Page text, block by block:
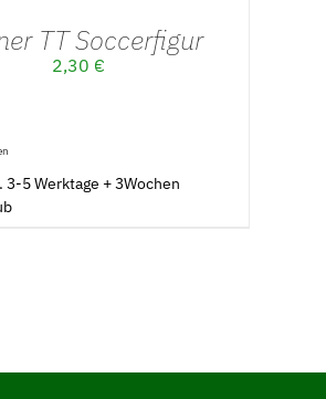
TT Soccerfigur
2,30 €
5 Werktage + 3Wochen